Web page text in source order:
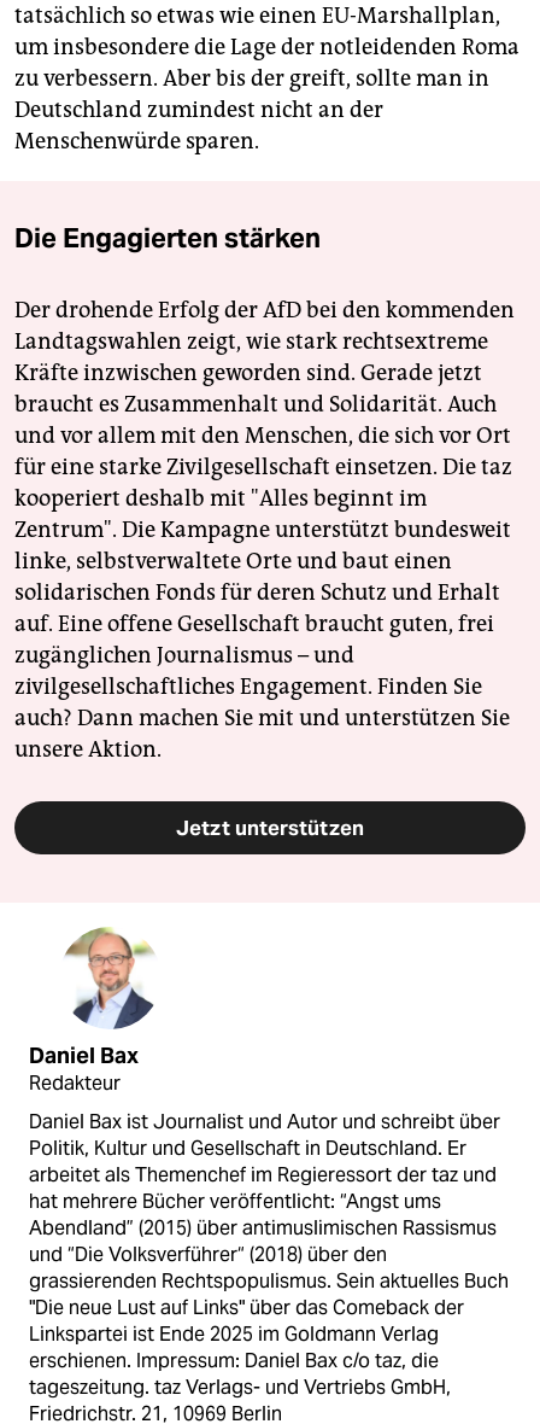
tatsächlich so etwas wie einen EU-Marshallplan,
um insbesondere die Lage der notleidenden Roma
zu verbessern. Aber bis der greift, sollte man in
Deutschland zumindest nicht an der
Menschenwürde sparen.
Die Engagierten stärken
Der drohende Erfolg der AfD bei den kommenden
Landtagswahlen zeigt, wie stark rechtsextreme
Kräfte inzwischen geworden sind. Gerade jetzt
braucht es Zusammenhalt und Solidarität. Auch
und vor allem mit den Menschen, die sich vor Ort
für eine starke Zivilgesellschaft einsetzen. Die taz
kooperiert deshalb mit "Alles beginnt im
Zentrum". Die Kampagne unterstützt bundesweit
linke, selbstverwaltete Orte und baut einen
solidarischen Fonds für deren Schutz und Erhalt
auf. Eine offene Gesellschaft braucht guten, frei
zugänglichen Journalismus – und
zivilgesellschaftliches Engagement. Finden Sie
auch? Dann machen Sie mit und unterstützen Sie
unsere Aktion.
Jetzt unterstützen
Daniel Bax
Redakteur
Daniel Bax ist Journalist und Autor und schreibt über
Politik, Kultur und Gesellschaft in Deutschland. Er
arbeitet als Themenchef im Regieressort der taz und
hat mehrere Bücher veröffentlicht: “Angst ums
Abendland” (2015) über antimuslimischen Rassismus
und “Die Volksverführer“ (2018) über den
grassierenden Rechtspopulismus. Sein aktuelles Buch
"Die neue Lust auf Links" über das Comeback der
Linkspartei ist Ende 2025 im Goldmann Verlag
erschienen. Impressum: Daniel Bax c/o taz, die
tageszeitung. taz Verlags- und Vertriebs GmbH,
Friedrichstr. 21, 10969 Berlin